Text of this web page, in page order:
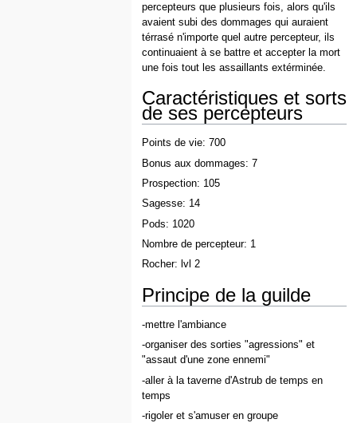
percepteurs que plusieurs fois, alors qu'ils
avaient subi des dommages qui auraient
térrasé n'importe quel autre percepteur, ils
continuaient à se battre et accepter la mort
une fois tout les assaillants extérminée.
Caractéristiques et sorts
de ses percepteurs
Points de vie: 700
Bonus aux dommages: 7
Prospection: 105
Sagesse: 14
Pods: 1020
Nombre de percepteur: 1
Rocher: lvl 2
Principe de la guilde
-mettre l'ambiance
-organiser des sorties "agressions" et
"assaut d'une zone ennemi"
-aller à la taverne d'Astrub de temps en
temps
-rigoler et s'amuser en groupe